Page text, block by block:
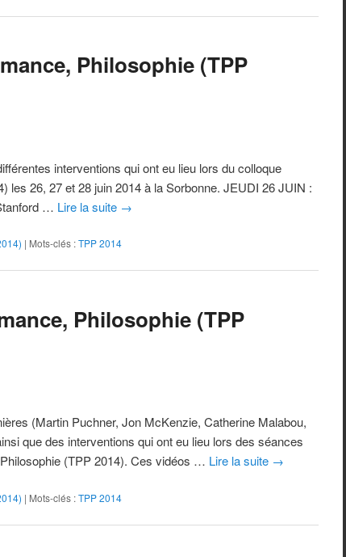
Philosophie (TPP
interventions qui ont eu lieu lors du colloque
les 26, 27 et 28 juin 2014 à la Sorbonne. JEUDI 26 JUIN :
… Lire la suite →
| Mots-clés :TPP 2014
Philosophie (TPP
(Martin Puchner, Jon McKenzie, Catherine Malabou,
que des interventions qui ont eu lieu lors des séances
(TPP 2014). Ces vidéos … Lire la suite →
| Mots-clés :TPP 2014